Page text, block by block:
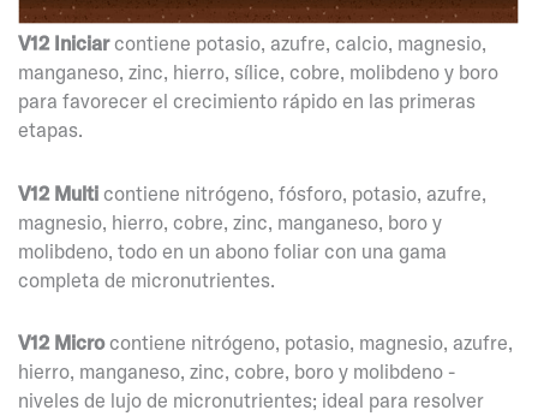
V12 Iniciarcontiene potasio, azufre, calcio, magnesio,
manganeso, zinc, hierro, sílice, cobre, molibdeno y boro
para favorecer el crecimiento rápido en las primeras
etapas.
V12 Multi contiene nitrógeno, fósforo, potasio, azufre,
magnesio, hierro, cobre, zinc, manganeso, boro y
molibdeno, todo en un abono foliar con una gama
completa de micronutrientes.
V12 Microcontiene nitrógeno, potasio, magnesio, azufre,
hierro, manganeso, zinc, cobre, boro y molibdeno -
niveles de lujo de micronutrientes; ideal para resolver